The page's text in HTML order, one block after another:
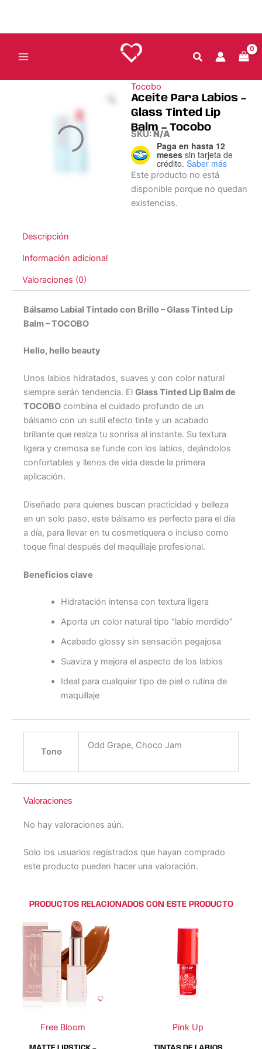
contenido
Tocobo
Aceite Para Labios –
Glass Tinted Lip
Balm – Tocobo
SKU:N/A
Paga en hasta 12
meses sin tarjeta de
crédito. Saber más
Este producto no está
disponible porque no quedan
existencias.
Descripción
Información adicional
Valoraciones (0)
Bálsamo Labial Tintado con Brillo – Glass Tinted Lip
Balm – TOCOBO
Hello, hello beauty
Unos labios hidratados, suaves y con color natural
siempre serán tendencia. El Glass Tinted Lip Balm de
TOCOBO combina el cuidado profundo de un
bálsamo con un sutil efecto tinte y un acabado
brillante que realza tu sonrisa al instante. Su textura
ligera y cremosa se funde con los labios, dejándolos
confortables y llenos de vida desde la primera
aplicación.
Diseñado para quienes buscan practicidad y belleza
en un solo paso, este bálsamo es perfecto para el día
a día, para llevar en tu cosmetiquera o incluso como
toque final después del maquillaje profesional.
Beneficios clave
Hidratación intensa con textura ligera
Aporta un color natural tipo “labio mordido”
Acabado glossy sin sensación pegajosa
Suaviza y mejora el aspecto de los labios
Ideal para cualquier tipo de piel o rutina de
maquillaje
Tono
Odd Grape, Choco Jam
Valoraciones
No hay valoraciones aún.
Solo los usuarios registrados que hayan comprado
este producto pueden hacer una valoración.
PRODUCTOS RELACIONADOS CON ESTE PRODUCTO
Free Bloom
producto
múltiples
variantes.
Las
opciones
pueden
elegir
producto
múltiples
variantes.
Las
opciones
pueden
elegir
Pink Up
producto
variantes.
Las
opciones
pueden
elegir
producto
pueden
elegir